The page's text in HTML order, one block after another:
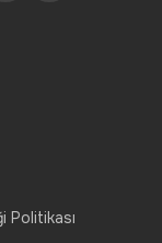
Politikası